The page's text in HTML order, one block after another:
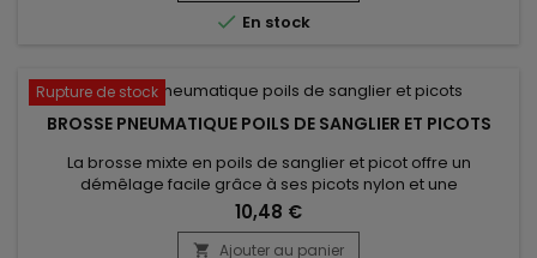
 En stock
Rupture de stock
BROSSE PNEUMATIQUE POILS DE SANGLIER ET PICOTS
La brosse mixte en poils de sanglier et picot offre un
démêlage facile grâce à ses picots nylon et une
brillance.&nbsp;Les poils de sanglier n'agressent pas car ils
renferment de la kératine comme nos cheveux et ont la
capacité d'absorber les impuretés et le gras.&nbsp;Doux
10,48 €
 Ajouter au panier